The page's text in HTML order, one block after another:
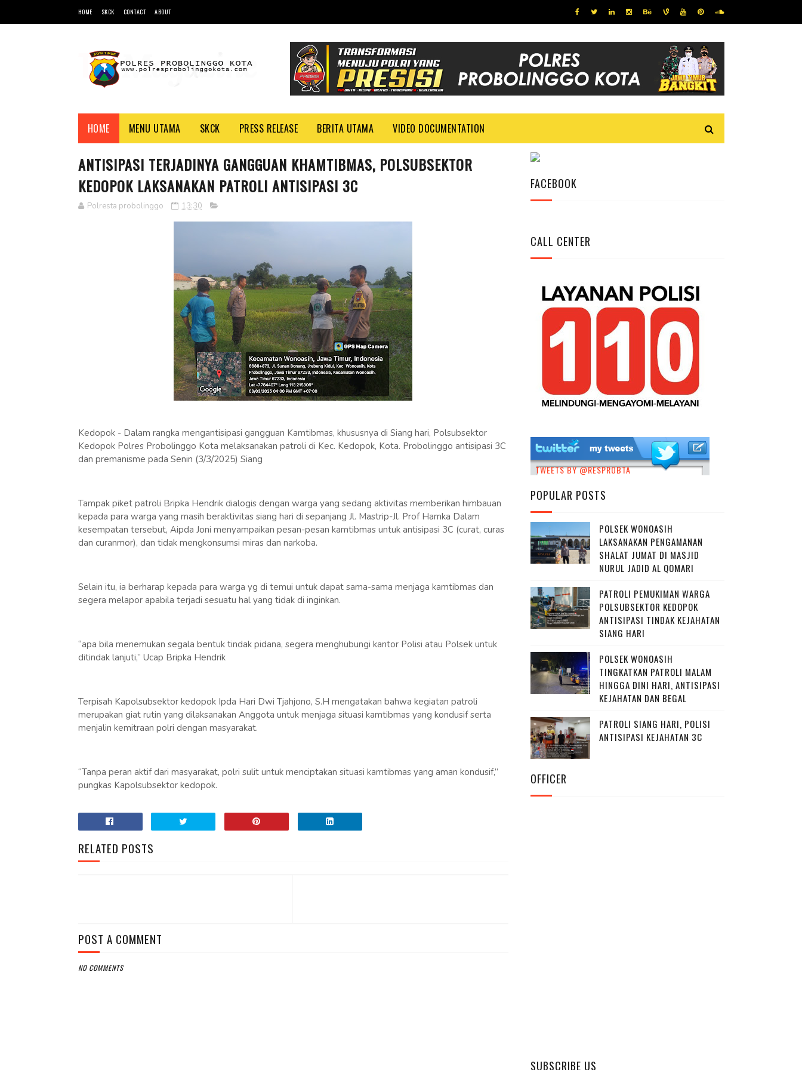
HOME SKCK CONTACT ABOUT
HOME MENU UTAMA SKCK PRESS RELEASE BERITA UTAMA VIDEO DOCUMENTATION
ANTISIPASI TERJADINYA GANGGUAN KHAMTIBMAS, POLSUBSEKTOR
KEDOPOK LAKSANAKAN PATROLI ANTISIPASI 3C
Polresta probolinggo 13:30
Kedopok - Dalam rangka mengantisipasi gangguan Kamtibmas, khususnya di Siang hari, Polsubsektor
Kedopok Polres Probolinggo Kota melaksanakan patroli di Kec. Kedopok, Kota. Probolinggo antisipasi 3C
dan premanisme pada Senin (3/3/2025) Siang
Tampak piket patroli Bripka Hendrik dialogis dengan warga yang sedang aktivitas memberikan himbauan
kepada para warga yang masih beraktivitas siang hari di sepanjang Jl. Mastrip-Jl. Prof Hamka Dalam
kesempatan tersebut, Aipda Joni menyampaikan pesan-pesan kamtibmas untuk antisipasi 3C (curat, curas
dan curanmor), dan tidak mengkonsumsi miras dan narkoba.
Selain itu, ia berharap kepada para warga yg di temui untuk dapat sama-sama menjaga kamtibmas dan
segera melapor apabila terjadi sesuatu hal yang tidak di inginkan.
“apa bila menemukan segala bentuk tindak pidana, segera menghubungi kantor Polisi atau Polsek untuk
ditindak lanjuti,” Ucap Bripka Hendrik
Terpisah Kapolsubsektor kedopok Ipda Hari Dwi Tjahjono, S.H mengatakan bahwa kegiatan patroli
merupakan giat rutin yang dilaksanakan Anggota untuk menjaga situasi kamtibmas yang kondusif serta
menjalin kemitraan polri dengan masyarakat.
“Tanpa peran aktif dari masyarakat, polri sulit untuk menciptakan situasi kamtibmas yang aman kondusif,”
pungkas Kapolsubsektor kedopok.
RELATED POSTS
POST A COMMENT
NO COMMENTS
FACEBOOK
CALL CENTER
TWEETS BY @RESPROBTA
POPULAR POSTS
POLSEK WONOASIH
LAKSANAKAN PENGAMANAN
SHALAT JUMAT DI MASJID
NURUL JADID AL QOMARI
PATROLI PEMUKIMAN WARGA
POLSUBSEKTOR KEDOPOK
ANTISIPASI TINDAK KEJAHATAN
SIANG HARI
POLSEK WONOASIH
TINGKATKAN PATROLI MALAM
HINGGA DINI HARI, ANTISIPASI
KEJAHATAN DAN BEGAL
PATROLI SIANG HARI, POLISI
ANTISIPASI KEJAHATAN 3C
OFFICER
SUBSCRIBE US